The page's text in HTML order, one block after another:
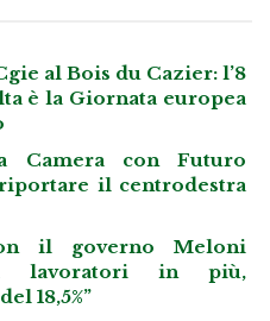
al Bois du Cazier: l’8
è la Giornata europea
Camera con Futuro
il centrodestra
il governo Meloni
lavoratori in più,
18,5%”